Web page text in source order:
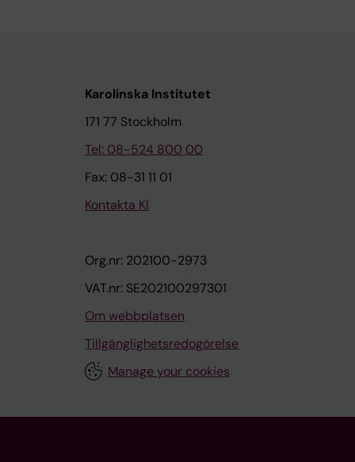
Karolinska Institutet
171 77 Stockholm
Tel: 08-524 800 00
Fax: 08-31 11 01
Kontakta KI
Org.nr: 202100-2973
VAT.nr: SE202100297301
Om webbplatsen
Tillgänglighetsredogörelse
Manage your cookies